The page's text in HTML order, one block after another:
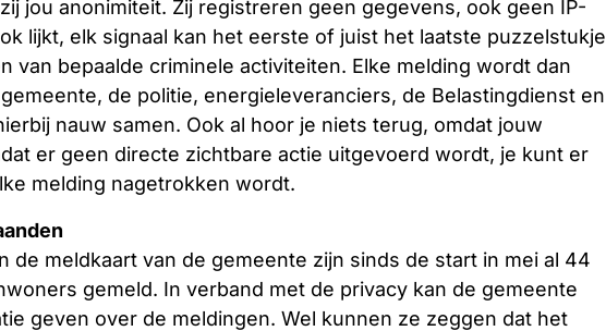
jou anonimiteit. Zij registreren geen gegevens, ook geen IP-
lijkt, elk signaal kan het eerste of juist het laatste puzzelstukje
van bepaalde criminele activiteiten. Elke melding wordt dan
de politie, energieleveranciers, de Belastingdienst en
nauw samen. Ook al hoor je niets terug, omdat jouw
er geen directe zichtbare actie uitgevoerd wordt, je kunt er
melding nagetrokken wordt.
de meldkaart van de gemeente zijn sinds de start in mei al 44
gemeld. In verband met de privacy kan de gemeente
geven over de meldingen. Wel kunnen ze zeggen dat het